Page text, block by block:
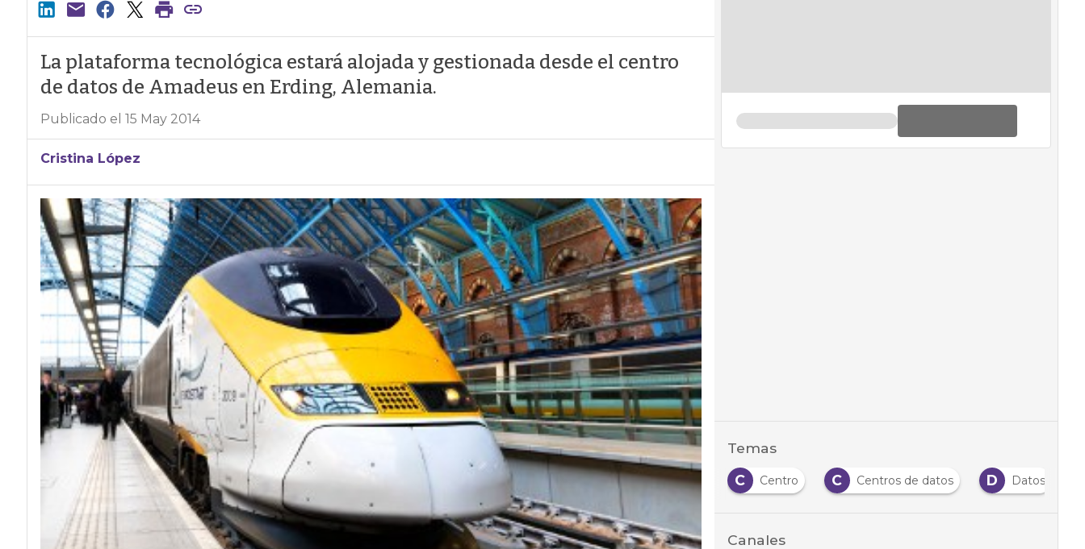
La plataforma tecnológica estará alojada y gestionada desde el centro
de datos de Amadeus en Erding, Alemania.
Publicado el 15 May 2014
Cristina López
Temas
A
Aplicaciones C Centro C Centros de datos D Datos
Canales